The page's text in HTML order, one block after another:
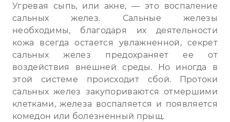
Угревая сыпь, или акне, — это воспаление
сальных желез. Сальные железы
необходимы, благодаря их деятельности
кожа всегда остается увлажненной, секрет
сальных желез предохраняет ее от
воздействия внешней среды. Но иногда в
этой системе происходит сбой. Протоки
сальных желез закупориваются отмершими
клетками, железа воспаляется и появляется
комедон или болезненный прыщ.